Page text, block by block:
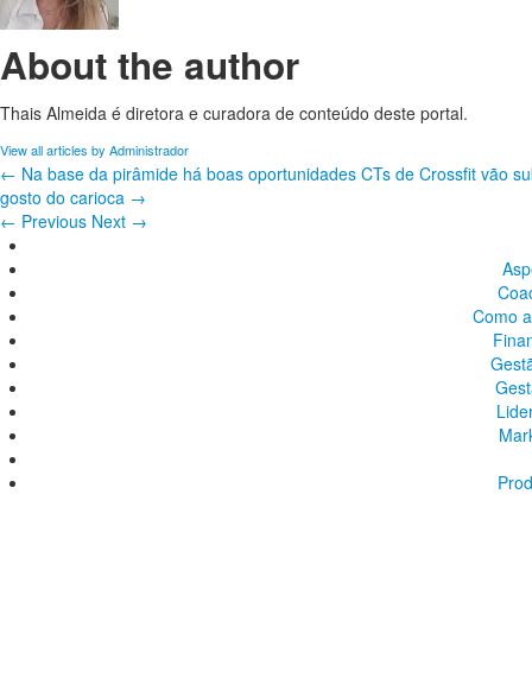
About the author
Thais Almeida é diretora e curadora de conteúdo deste portal.
View all articles by Administrador
← Na base da pirâmide há boas oportunidades CTs de Crossfit vão
gosto do carioca →
← Previous Next →
Como